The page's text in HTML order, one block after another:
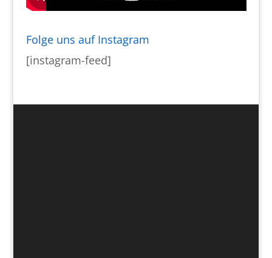
Folge uns auf Instagram
[instagram-feed]